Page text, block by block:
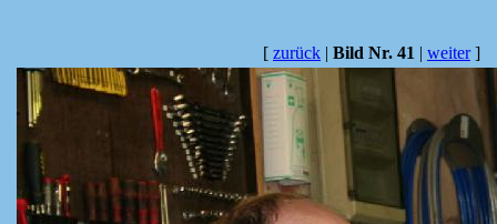
[ zurück | Bild Nr. 41 | weiter]